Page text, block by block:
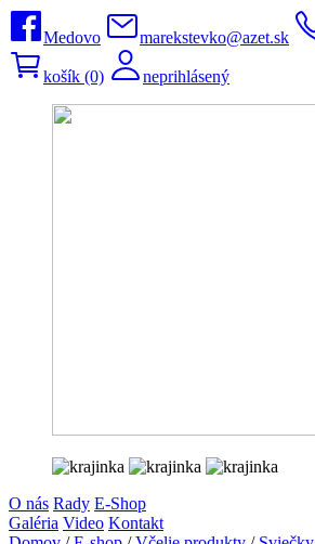
Medovo marekstevko@azet.sk
košík (0) neprihlásený
O nás Rady E-Shop
Galéria Video Kontakt